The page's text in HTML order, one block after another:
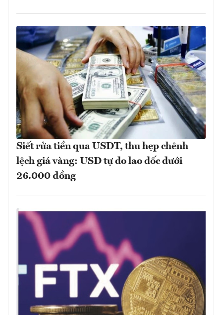
Siết rửa tiền qua USDT, thu hẹp chênh
lệch giá vàng: USD tự do lao dốc dưới
26.000 đồng